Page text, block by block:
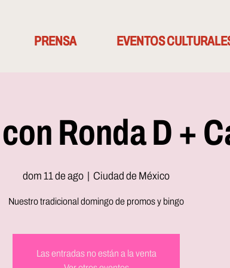
PRENSA EVENTOS
Ronda D +
dom 11 de ago
  |
Ciudad de México
Nuestro tradicional domingo de promos y bingo
Las entradas no están a la venta